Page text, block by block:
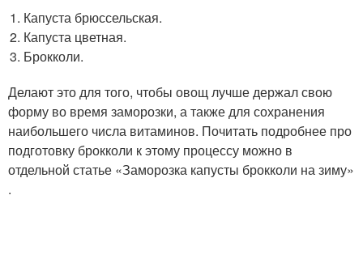
Капуста брюссельская.
Капуста цветная.
Брокколи.
Делают это для того, чтобы овощ лучше держал свою
форму во время заморозки, а также для сохранения
наибольшего числа витаминов. Почитать подробнее про
подготовку брокколи к этому процессу можно в
отдельной статье «Заморозка капусты брокколи на зиму»
.